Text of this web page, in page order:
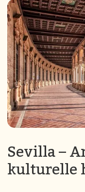
Sevilla –
kulturelle